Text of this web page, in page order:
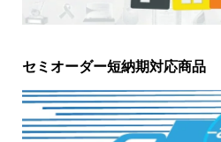
セミオーダー短納期対応商品